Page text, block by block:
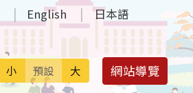
English 日本語
小 預設 大 網站導覽